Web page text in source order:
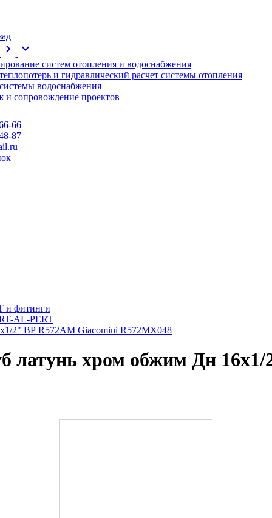
chevron_right expand_more
систем отопления и водоснабжения
и гидравлический расчет системы отопления
водоснабжения
и сопровождение проектов
66
87
и фитинги
AL-PERT
2" ВР R572AM Giacomini R572MX048
латунь хром обжим Дн